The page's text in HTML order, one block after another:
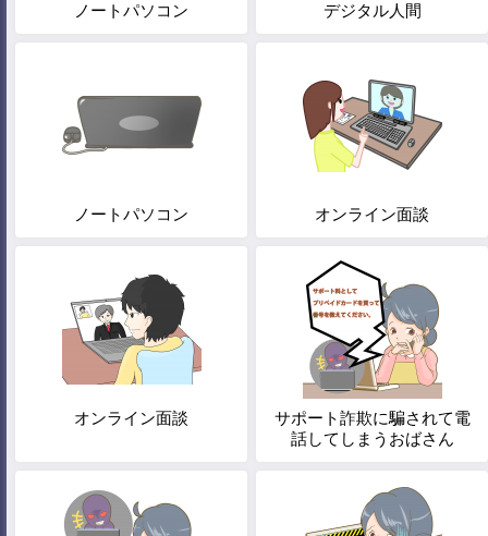
ノートパソコン デジタル人間
ノートパソコン オンライン面談
オンライン面談
サポート詐欺に騙されて電
話してしまうおばさん